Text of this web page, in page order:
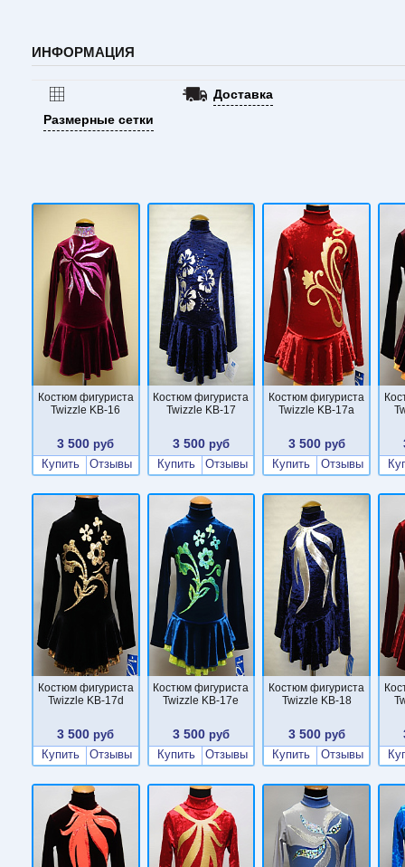
ИНФОРМАЦИЯ
Размерные сетки
Доставка
Костюм фигуриста
Twizzle KB-16
3 500 руб
Купить
Отзывы
Костюм фигуриста
Twizzle KB-17
3 500 руб
Купить
Отзывы
Костюм фигуриста
Twizzle KB-17a
3 500руб
Купить
Отзывы
Костюм фигуриста
Twizzle KB-17d
3 500 руб
Купить
Отзывы
Костюм фигуриста
Twizzle KB-17e
3 500 руб
Купить
Отзывы
Костюм фигуриста
Twizzle KB-18
3 500руб
Купить
Отзывы